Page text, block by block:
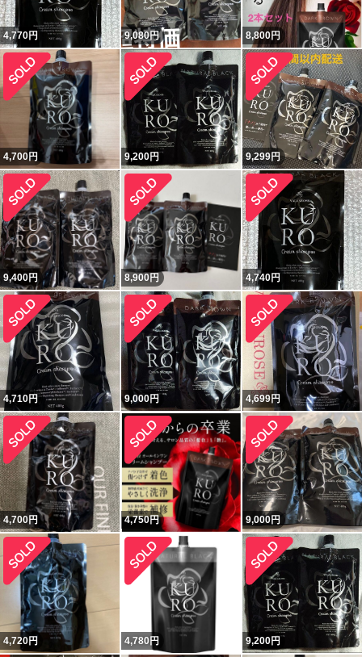
4,770円 9,080円 8,800円
4,700円 9,200円 9,299円
9,400円 8,900円 4,740円
4,710円 9,000円 4,699円
4,700円 4,750円 9,000円
4,720円 4,780 円 9,200円